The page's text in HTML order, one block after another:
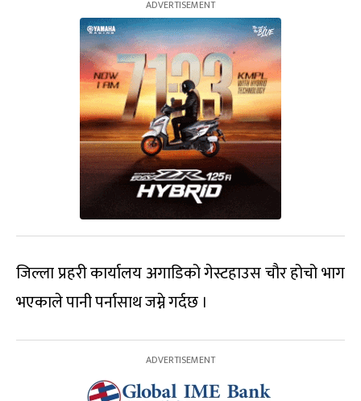
जिल्ला प्रहरी कार्यालय अगाडिको गेस्टहाउस चौर होचो भाग
भएकाले पानी पर्नासाथ जम्ने गर्दछ ।